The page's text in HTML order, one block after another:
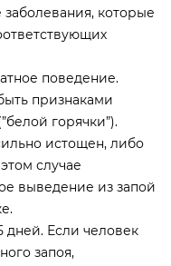
которые
поведение.
признаками
горячки”).
истощен, либо
случае
выведение из запой
дней. Если человек
запоя,